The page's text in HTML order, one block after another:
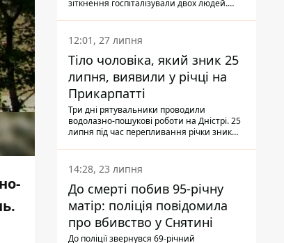
зіткнення госпіталізували двох людей.
Також травми отримала водійка
автомобіля.
12:01, 27 липня
Тіло чоловіка, який зник 25
липня, виявили у річці на
Прикарпатті
Три дні рятувальники проводили
водолазно-пошукові роботи на Дністрі. 25
липня під час перепливання річки зник
виявили тіло.
14:28, 23 липня
До смерті побив 95-річну
матір: поліція повідомила
про вбивство у Снятині
До поліції звернувся 69-річний